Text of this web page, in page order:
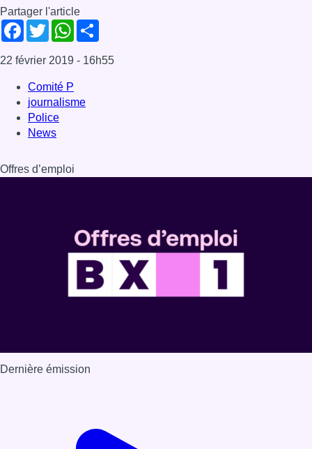
Partager l'article
Facebook
TwitterWhatsApp
22 février 2019 - 16h55
Comité P
journalisme
Police
News
Offres d’emploi
Dernière émission